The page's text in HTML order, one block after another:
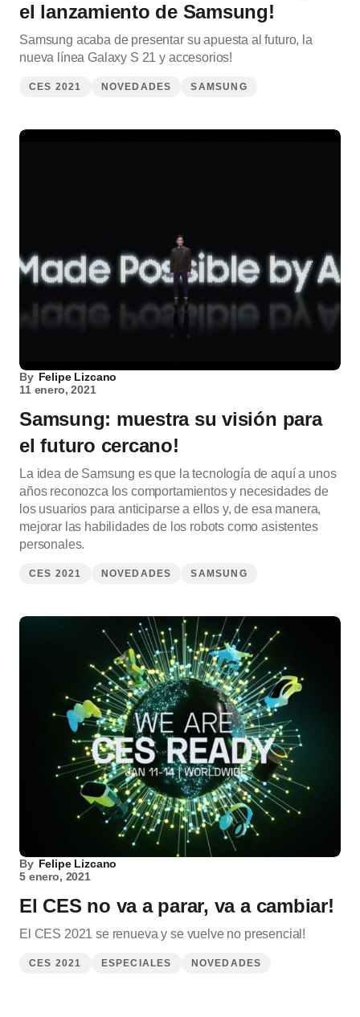
el lanzamiento de Samsung!
Samsung acaba de presentar su apuesta al futuro, la
nueva línea Galaxy S 21 y accesorios!
CES 2021 NOVEDADES SAMSUNG
By Felipe Lizcano
11 enero, 2021
Samsung: muestra su visión para
el futuro cercano!
La idea de Samsung es que la tecnología de aquí a unos
años reconozca los comportamientos y necesidades de
los usuarios para anticiparse a ellos y, de esa manera,
mejorar las habilidades de los robots como asistentes
personales.
CES 2021 NOVEDADES SAMSUNG
By Felipe Lizcano
5 enero, 2021
El CES no va a parar, va a cambiar!
El CES 2021 se renueva y se vuelve no presencial!
CES 2021 ESPECIALES NOVEDADES